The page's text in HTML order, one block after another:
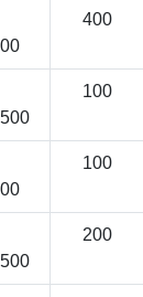
400
100
100
200